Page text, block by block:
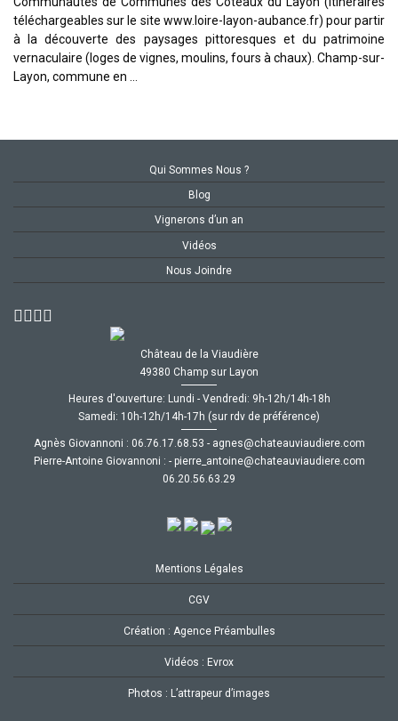
téléchargeables sur le site www.loire-layon-aubance.fr) pour partir
à la découverte des paysages pittoresques et du patrimoine
vernaculaire (loges de vignes, moulins, fours à chaux). Champ-sur-
Layon, commune en …
Qui Sommes Nous ?
Blog
Vignerons d’un an
Vidéos
Nous Joindre
Château de la Viaudière
49380 Champ sur Layon
Heures d'ouverture: Lundi - Vendredi: 9h-12h/14h-18h
Samedi: 10h-12h/14h-17h (sur rdv de préférence)
Agnès Giovannoni : moc.ereiduaivuaetahc@senga
-
35.86.71.67.60
Pierre-Antoine Giovannoni :
moc.ereiduaivuaetahc@eniotna_erreip
-
92.36.65.02.60
Mentions Légales
CGV
Création : Agence Préambulles
Vidéos : Evrox
Photos : L’attrapeur d’images